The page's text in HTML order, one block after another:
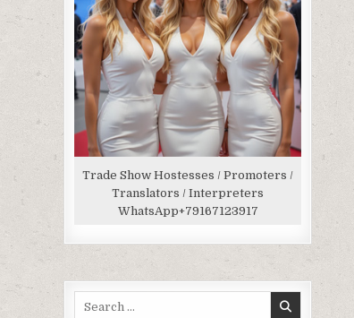
Trade Show Hostesses / Promoters /
Translators / Interpreters
WhatsApp+79167123917